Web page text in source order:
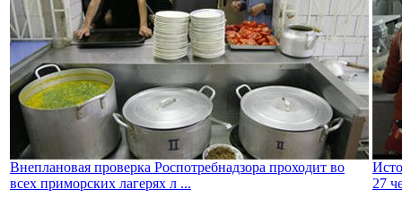
Внеплановая проверка Роспотребнадзора проходит во
всех приморских лагерях л ...
27